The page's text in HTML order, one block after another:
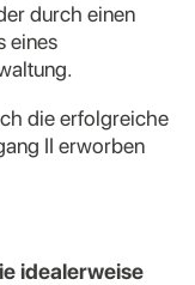
durch einen
eines
die erfolgreiche
II erworben
idealerweise